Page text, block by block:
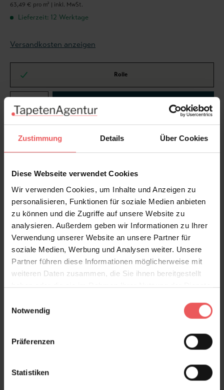
Zustimmung Details Über Cookies
Diese Webseite verwendet Cookies
Wir verwenden Cookies, um Inhalte und Anzeigen zu
personalisieren, Funktionen für soziale Medien anbieten
zu können und die Zugriffe auf unsere Website zu
analysieren. Außerdem geben wir Informationen zu Ihrer
Verwendung unserer Website an unsere Partner für
soziale Medien, Werbung und Analysen weiter. Unsere
Partner führen diese Informationen möglicherweise mit
weiteren Daten zusammen, die Sie ihnen bereitgestellt
haben oder die sie im Rahmen Ihrer Nutzung der Dienste
Notwendig
Präferenzen
Statistiken
63,49 € pro m² | inkl. MwSt.
Lieferzeit: 12 Werktage
Versandkosten anzeigen
Rolle
Wie viel brauche ich?
Rollen & Mengen berechnen
Produktdetails
Versand & Zahlung
Bewertungen
FAQ Teilen!